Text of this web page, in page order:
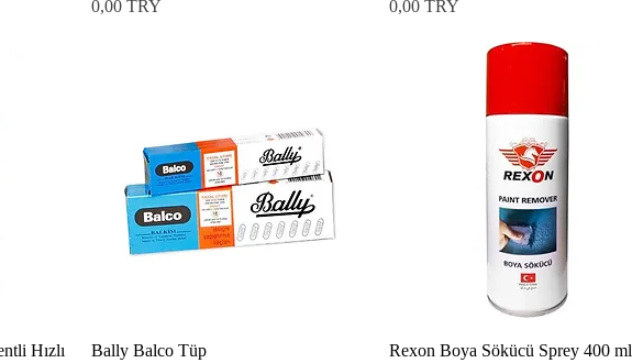
Preis
0,00 TRY
Preis
0,00 TRY
Hızlı
Bally Balco Tüp
Rexon Boya Sökücü Sprey 400 ml